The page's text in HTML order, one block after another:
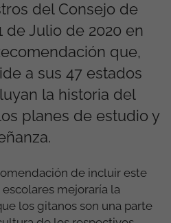
del Consejo de
de Julio de 2020 en
que,
a sus 47 estados
la historia del
planes de estudio y
de incluir este
mejoraría la
los gitanos son una parte